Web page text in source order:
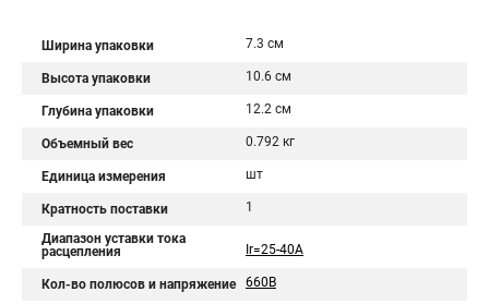
Ширина упаковки 7.3 см
Высота упаковки 10.6 см
Глубина упаковки 12.2 см
Объемный вес 0.792 кг
Единица измерения шт
Кратность поставки 1
Диапазон уставки тока
расцепления
Ir=25-40A
Кол-во полюсов и напряжение 660В